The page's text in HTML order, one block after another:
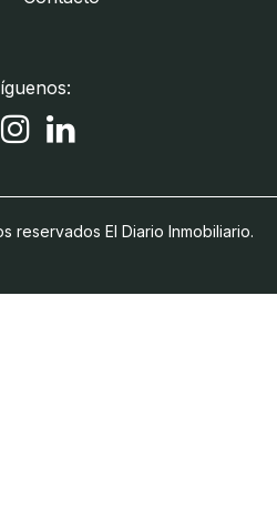
reservados El Diario Inmobiliario.